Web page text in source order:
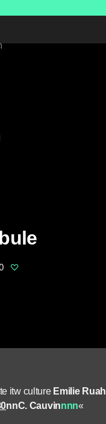
itw culture Emilie Ruah
nnC. Cauvinnnn«